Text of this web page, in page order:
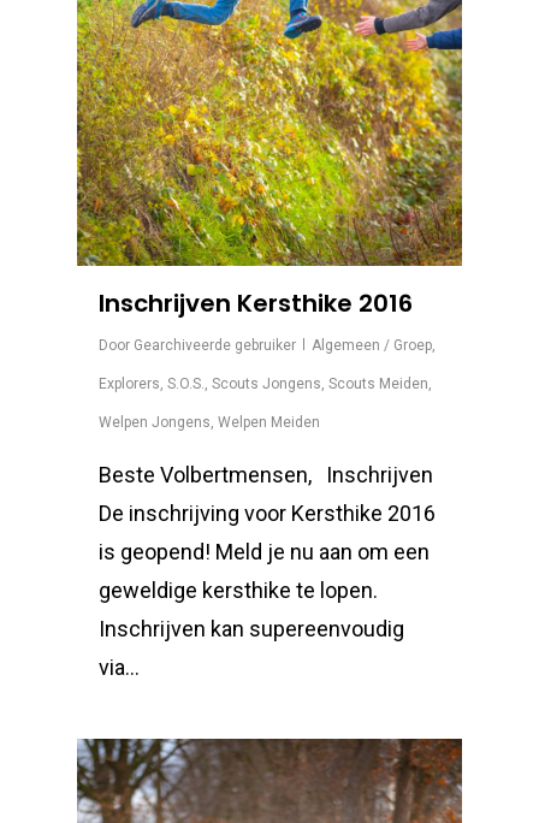
Inschrijven Kersthike 2016
Door Gearchiveerde gebruiker Algemeen / Groep,
Explorers, S.O.S., Scouts Jongens, Scouts Meiden,
Welpen Jongens, Welpen Meiden
Beste Volbertmensen, Inschrijven
De inschrijving voor Kersthike 2016
is geopend! Meld je nu aan om een
geweldige kersthike te lopen.
Inschrijven kan supereenvoudig
via…